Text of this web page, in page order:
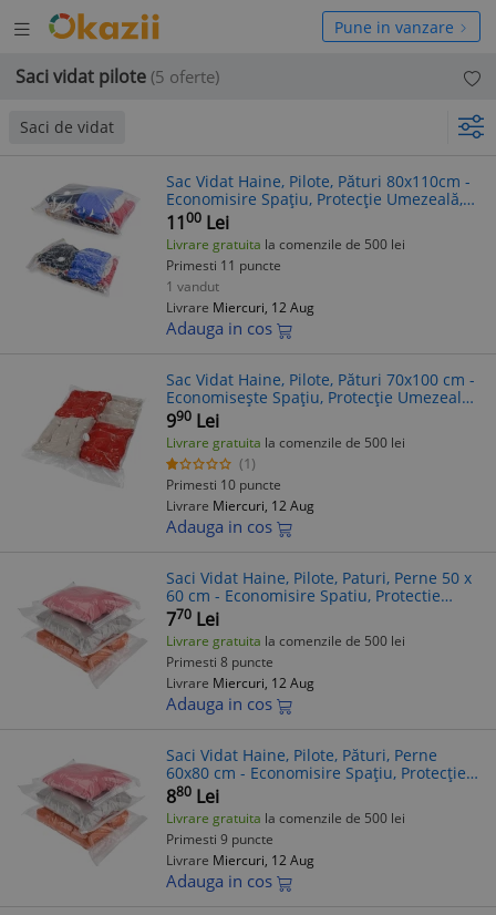
Deschide
meniul
Pune in vanzare
Saci vidat pilote (5 oferte)
Saci de vidat
Sac Vidat Haine, Pilote, Pături 80x110cm -
Economisire Spațiu, Protecție Umezeală,
Praf, Insecte - Depozitare eficientă
1100 Lei
Livrare gratuita la comenzile de 500 lei
Primesti 11 puncte
1 vandut
Livrare Miercuri, 12 Aug
Adauga in cos
Sac Vidat Haine, Pilote, Pături 70x100 cm -
Economisește Spațiu, Protecție Umezeală
& Praf
990 Lei
Livrare gratuita la comenzile de 500 lei
(1)
Primesti 10 puncte
Livrare Miercuri, 12 Aug
Adauga in cos
Saci Vidat Haine, Pilote, Paturi, Perne 50 x
60 cm - Economisire Spatiu, Protectie
Umezeala, Praf, Insecte
770 Lei
Livrare gratuita la comenzile de 500 lei
Primesti 8 puncte
Livrare Miercuri, 12 Aug
Adauga in cos
Saci Vidat Haine, Pilote, Pături, Perne
60x80 cm - Economisire Spațiu, Protecție
Umezeală, Insecte, Praf
880 Lei
Livrare gratuita la comenzile de 500 lei
Primesti 9 puncte
Livrare Miercuri, 12 Aug
Adauga in cos